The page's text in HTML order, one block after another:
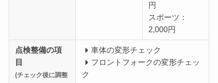
円
スポーツ：
2,000円
点検整備の項
目
(チェック後に調整
車体の変形チェック
フロントフォークの変形チェッ
ク